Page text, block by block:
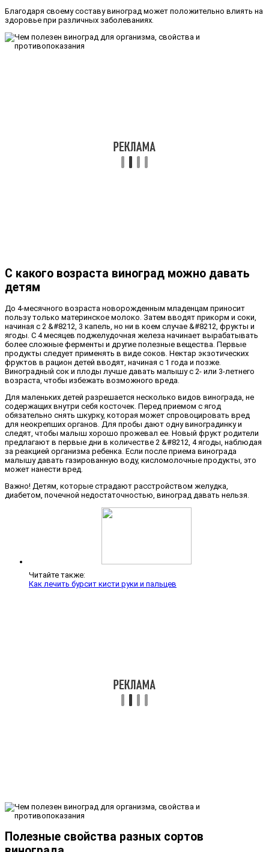
Благодаря своему составу виноград может положительно влиять на
здоровье при различных заболеваниях.
С какого возраста виноград можно давать
детям
До 4-месячного возраста новорожденным младенцам приносит
пользу только материнское молоко. Затем вводят прикорм и соки,
начиная с 2 &#8212, 3 капель, но ни в коем случае &#8212, фрукты и
ягоды. С 4 месяцев поджелудочная железа начинает вырабатывать
более сложные ферменты и другие полезные вещества. Первые
продукты следует применять в виде соков. Нектар экзотических
фруктов в рацион детей вводят, начиная с 1 года и позже.
Виноградный сок и плоды лучше давать малышу с 2- или 3-летнего
возраста, чтобы избежать возможного вреда.
Для маленьких детей разрешается несколько видов винограда, не
содержащих внутри себя косточек. Перед приемом с ягод
обязательно снять шкурку, которая может спровоцировать вред
для неокрепших органов. Для пробы дают одну виноградинку и
следят, чтобы малыш хорошо прожевал ее. Новый фрукт родители
предлагают в первые дни в количестве 2 &#8212, 4 ягоды, наблюдая
за реакцией организма ребенка. Если после приема винограда
малышу давать газированную воду, кисломолочные продукты, это
может нанести вред.
Важно! Детям, которые страдают расстройством желудка,
диабетом, почечной недостаточностью, виноград давать нельзя.
Читайте также:
Как лечить бурсит кисти руки и пальцев
Полезные свойства разных сортов